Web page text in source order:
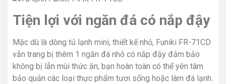
Tiện lợi với ngăn đá có nắp đậy
Mặc dù là dòng tủ lạnh mini, thiết kế nhỏ, Funiki FR-71CD
vẫn trang bị thêm 1 ngăn đá nhỏ có nắp đậy đảm bảo
không bị lẫn mùi thức ăn, bạn hoàn toàn có thể yên tâm
bảo quản các loại thực phẩm tươi sống hoặc làm đá lạnh.